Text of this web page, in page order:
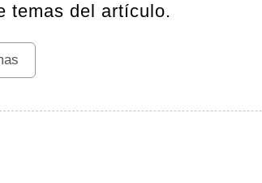
temas del artículo.